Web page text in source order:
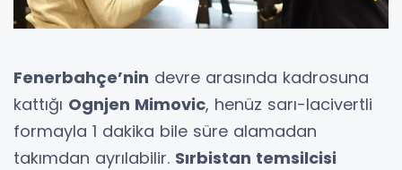
Fenerbahçe’nin devre arasında kadrosuna
kattığı Ognjen Mimovic, henüz sarı-lacivertli
formayla 1 dakika bile süre alamadan
takımdan ayrılabilir. Sırbistan temsilcisi